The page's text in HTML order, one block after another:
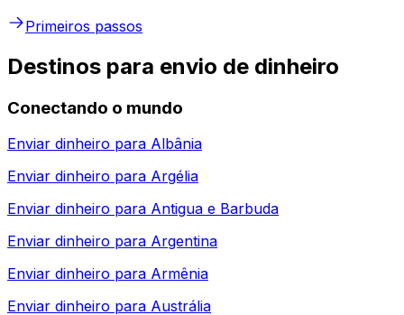
Primeiros passos
Destinos para envio de dinheiro
Conectando o mundo
Enviar dinheiro para Albânia
Enviar dinheiro para Argélia
Enviar dinheiro para Antigua e Barbuda
Enviar dinheiro para Argentina
Enviar dinheiro para Armênia
Enviar dinheiro para Austrália